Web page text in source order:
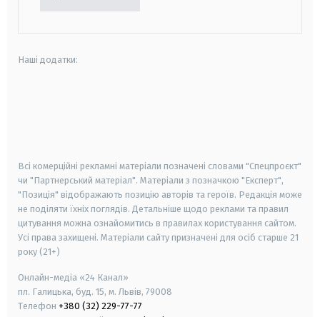
Наші додатки:
Всі комерційні рекламні матеріали позначені словами "Спецпроєкт"
чи "Партнерський матеріал". Матеріали з позначкою "Експерт",
"Позиція" відображають позицію авторів та героїв. Редакція може
не поділяти їхніх поглядів. Детальніше щодо реклами та правил
цитування можна ознайомитись в правилах користування сайтом.
Усі права захищені. Матеріали сайту призначені для осіб старше 21
року (21+)
Онлайн-медіа «24 Канал»
пл. Галицька, буд. 15, м. Львів, 79008
Телефон +380 (32) 229-77-77